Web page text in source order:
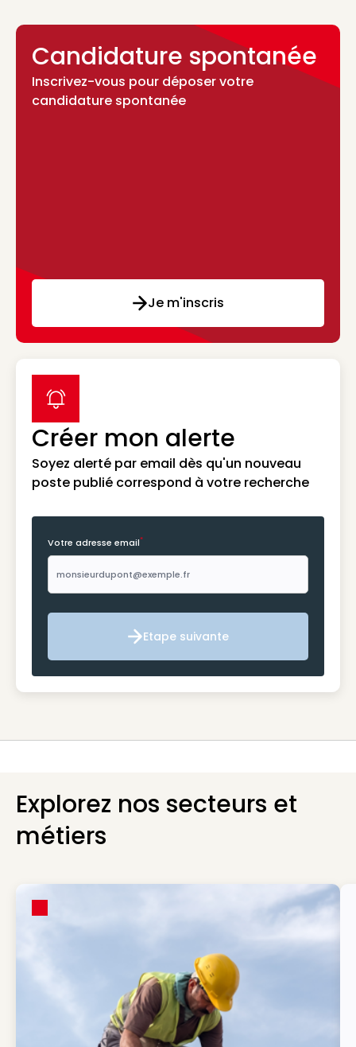
Candidature spontanée
Inscrivez-vous pour déposer votre
candidature spontanée
Je m'inscris
Créer mon alerte
Soyez alerté par email dès qu'un nouveau
poste publié correspond à votre recherche
label icon
Votre adresse email*
Etape suivante
Etape suivante
Explorez nos secteurs et
métiers